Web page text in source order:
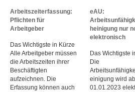
Arbeitszeiterfassung:
Pflichten für
Arbeitgeber
Das Wichtigste in Kürze
Alle Arbeitgeber müssen
die Arbeitszeiten ihrer
Beschäftigten
aufzeichnen. Die
Erfassung können auch
eAU:
heinigung nur
elektronisch
Das Wichtigste
Die
einigung wird ab
01.01.2023